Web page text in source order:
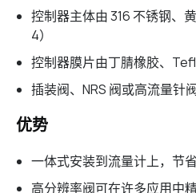
控制器主体由 316 不锈钢、
4）
控制器膜片由丁腈橡胶、
插装阀、NRS 阀或高流量针
优势
一体式安装到流量计上，节
高分辨率阀可在许多应用中